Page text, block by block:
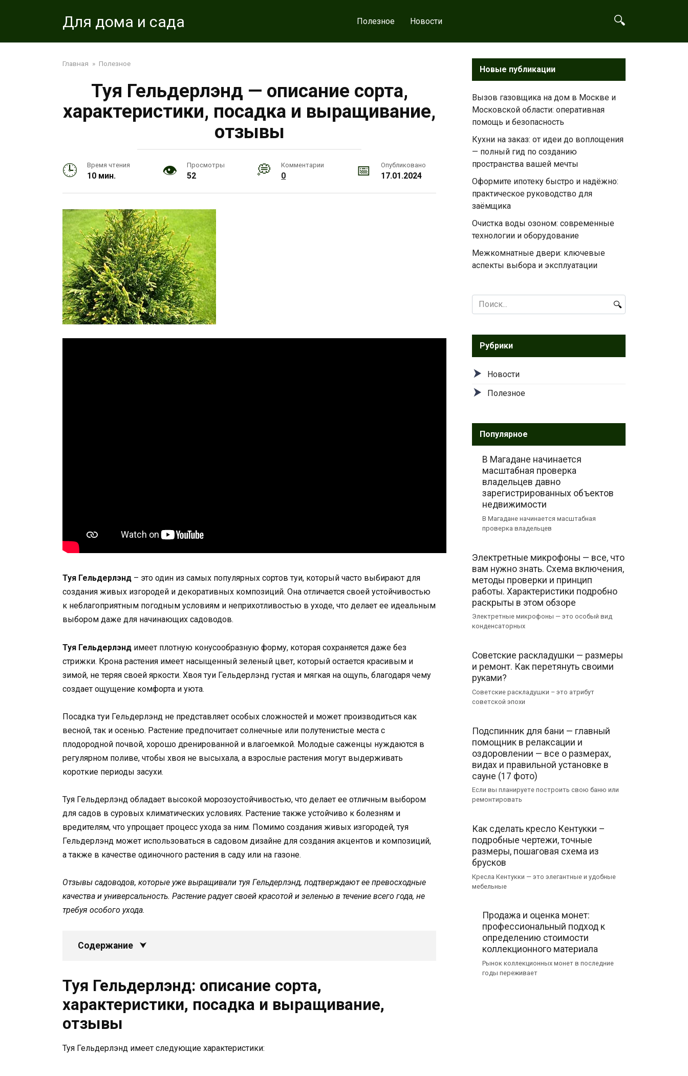
Для дома и сада Полезное Новости
Главная » Полезное
Туя Гельдерлэнд — описание сорта,
характеристики, посадка и выращивание,
отзывы
Время чтения
10 мин.
Просмотры
52
Комментарии
0
Опубликовано
17.01.2024
Туя Гельдерлэнд – это один из самых популярных сортов туи, который часто выбирают для
создания живых изгородей и декоративных композиций. Она отличается своей устойчивостью
к неблагоприятным погодным условиям и неприхотливостью в уходе, что делает ее идеальным
выбором даже для начинающих садоводов.
Туя Гельдерлэнд имеет плотную конусообразную форму, которая сохраняется даже без
стрижки. Крона растения имеет насыщенный зеленый цвет, который остается красивым и
зимой, не теряя своей яркости. Хвоя туи Гельдерлэнд густая и мягкая на ощупь, благодаря чему
создает ощущение комфорта и уюта.
Посадка туи Гельдерлэнд не представляет особых сложностей и может производиться как
весной, так и осенью. Растение предпочитает солнечные или полутенистые места с
плодородной почвой, хорошо дренированной и влагоемкой. Молодые саженцы нуждаются в
регулярном поливе, чтобы хвоя не высыхала, а взрослые растения могут выдерживать
короткие периоды засухи.
Туя Гельдерлэнд обладает высокой морозоустойчивостью, что делает ее отличным выбором
для садов в суровых климатических условиях. Растение также устойчиво к болезням и
вредителям, что упрощает процесс ухода за ним. Помимо создания живых изгородей, туя
Гельдерлэнд может использоваться в садовом дизайне для создания акцентов и композиций,
а также в качестве одиночного растения в саду или на газоне.
Отзывы садоводов, которые уже выращивали туя Гельдерлэнд, подтверждают ее превосходные
качества и универсальность. Растение радует своей красотой и зеленью в течение всего года, не
требуя особого ухода.
Содержание
Туя Гельдерлэнд: описание сорта,
характеристики, посадка и выращивание,
отзывы
Туя Гельдерлэнд имеет следующие характеристики:
Новые публикации
Вызов газовщика на дом в Москве и
Московской области: оперативная
помощь и безопасность
Кухни на заказ: от идеи до воплощения
— полный гид по созданию
пространства вашей мечты
Оформите ипотеку быстро и надёжно:
практическое руководство для
заёмщика
Очистка воды озоном: современные
технологии и оборудование
Межкомнатные двери: ключевые
аспекты выбора и эксплуатации
Search
for:
Рубрики
Новости
Полезное
Популярное
В Магадане начинается
масштабная проверка
владельцев давно
зарегистрированных объектов
недвижимости
В Магадане начинается масштабная
проверка владельцев
Электретные микрофоны — все, что
вам нужно знать. Схема включения,
методы проверки и принцип
работы. Характеристики подробно
раскрыты в этом обзоре
Электретные микрофоны — это особый вид
конденсаторных
Советские раскладушки — размеры
и ремонт. Как перетянуть своими
руками?
Советские раскладушки – это атрибут
советской эпохи
Подспинник для бани — главный
помощник в релаксации и
оздоровлении — все о размерах,
видах и правильной установке в
сауне (17 фото)
Если вы планируете построить свою баню или
ремонтировать
Как сделать кресло Кентукки –
подробные чертежи, точные
размеры, пошаговая схема из
брусков
Кресла Кентукки — это элегантные и удобные
мебельные
Продажа и оценка монет:
профессиональный подход к
определению стоимости
коллекционного материала
Рынок коллекционных монет в последние
годы переживает